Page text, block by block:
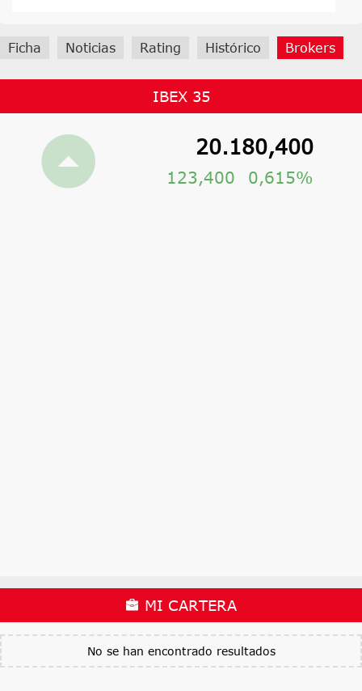
Ficha Noticias Rating Histórico Brokers
IBEX 35
20.180,400
123,400 0,615%
MI CARTERA
No se han encontrado resultados